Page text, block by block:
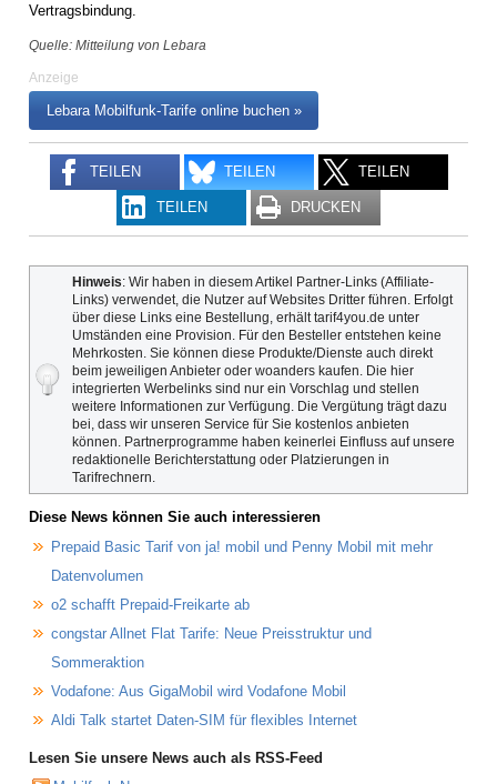
Vertragsbindung.
Quelle: Mitteilung von Lebara
Anzeige
Lebara Mobilfunk-Tarife online buchen »
TEILEN TEILEN TEILEN
TEILEN DRUCKEN
Hinweis: Wir haben in diesem Artikel Partner-Links (Affiliate-
Links) verwendet, die Nutzer auf Websites Dritter führen. Erfolgt
über diese Links eine Bestellung, erhält tarif4you.de unter
Umständen eine Provision. Für den Besteller entstehen keine
Mehrkosten. Sie können diese Produkte/Dienste auch direkt
beim jeweiligen Anbieter oder woanders kaufen. Die hier
integrierten Werbelinks sind nur ein Vorschlag und stellen
weitere Informationen zur Verfügung. Die Vergütung trägt dazu
bei, dass wir unseren Service für Sie kostenlos anbieten
können. Partnerprogramme haben keinerlei Einfluss auf unsere
redaktionelle Berichterstattung oder Platzierungen in
Tarifrechnern.
Diese News können Sie auch interessieren
Prepaid Basic Tarif von ja! mobil und Penny Mobil mit mehr
Datenvolumen
o2 schafft Prepaid-Freikarte ab
congstar Allnet Flat Tarife: Neue Preisstruktur und
Sommeraktion
Vodafone: Aus GigaMobil wird Vodafone Mobil
Aldi Talk startet Daten-SIM für flexibles Internet
Lesen Sie unsere News auch als RSS-Feed